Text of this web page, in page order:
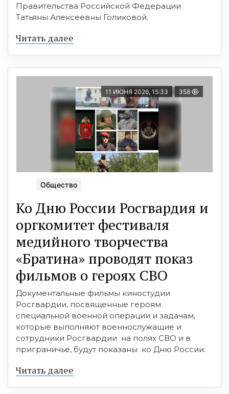
Правительства Российской Федерации
Татьяны Алексеевны Голиковой.
Читать далее
11 ИЮНЯ 2026, 15:33 358
Общество
Ко Дню России Росгвардия и
оргкомитет фестиваля
медийного творчества
«Братина» проводят показ
фильмов о героях СВО
Документальные фильмы киностудии
Росгвардии, посвященные героям
специальной военной операции и задачам,
которые выполняют военнослужащие и
сотрудники Росгвардии на полях СВО и в
приграничье, будут показаны ко Дню России.
Читать далее